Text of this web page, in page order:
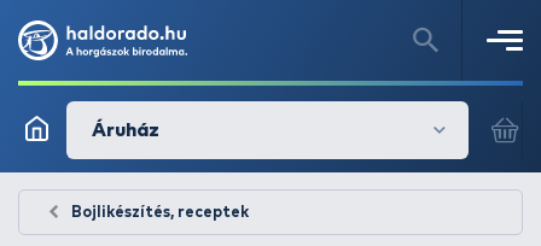
Áruház
Bojlikészítés, receptek